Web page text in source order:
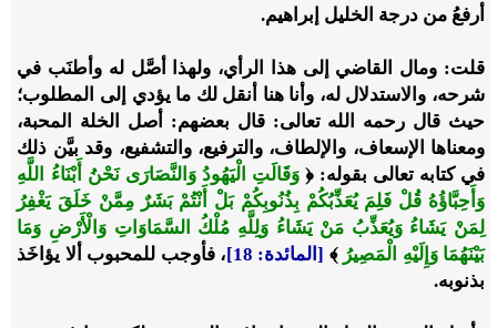
أرفعُ من درجة الخليل إبراهيم.
قلت: ومال القاضي إلى هذا الرأي، ولهذا أصَّل له وأطنَب في
شرحه، والاستدلال له، وأنا هنا أنقل لك ما يؤدي إلى المطلوب؛
حيث قال رحمه الله تعالى: قال بعضهم: أصل الخلة المحبة،
ومعناها الإسعاف، والإلطاف، والترفيع، والتشفيع، وقد بيَّن ذلك
في كتابه تعالى بقوله:﴿وَقَالَتِ الْيَهُودُ وَالنَّصَارَى نَحْنُ أَبْنَاءُ اللَّهِ
وَأَحِبَّاؤُهُ قُلْ فَلِمَ يُعَذِّبُكُمْ بِذُنُوبِكُمْ بَلْ أَنْتُمْ بَشَرٌ مِمَّنْ خَلَقَ يَغْفِرُ
لِمَنْ يَشَاءُ وَيُعَذِّبُ مَنْ يَشَاءُ وَلِلَّهِ مُلْكُ السَّمَاوَاتِ وَالْأَرْضِ وَمَا
بَيْنَهُمَا وَإِلَيْهِ الْمَصِيرُ ﴾ [المائدة: 18]
، فأوجب للمحبوب ألا يؤاخَذ
بذنوبه.